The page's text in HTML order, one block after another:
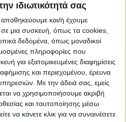
ιδιωτικότητά σας
αποθηκεύουμε και/ή έχουμε
μια συσκευή, όπως τα cookies,
δεδομένα, όπως μοναδικοί
πληροφορίες που
για εξατομικευμένες διαφημίσεις
και περιεχομένου, έρευνα
Με την άδειά σας, εμείς
να χρησιμοποιήσουμε ακριβή
και ταυτοποίησης μέσω
να κάνετε κλικ για να συναινέσετε
1 έως 3 ημέρες